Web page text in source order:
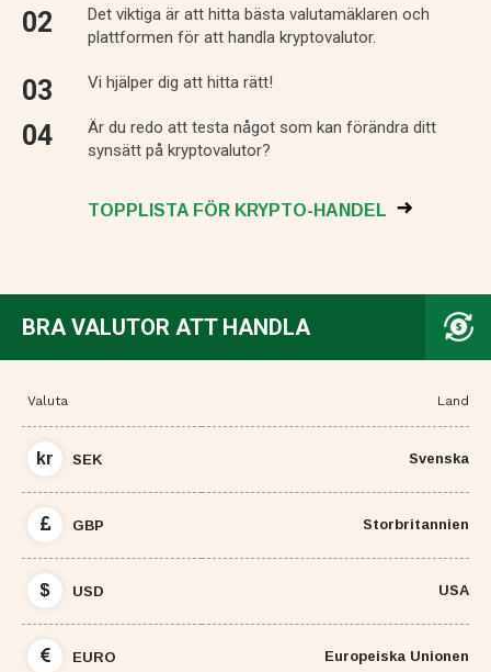
Det viktiga är att hitta bästa valutamäklaren och
plattformen för att handla kryptovalutor.
Vi hjälper dig att hitta rätt!
Är du redo att testa något som kan förändra ditt
synsätt på kryptovalutor?
TOPPLISTA FÖR KRYPTO-HANDEL
BRA VALUTOR ATT HANDLA
Valuta Land
kr SEK Svenska
GBP Storbritannien
$ USD USA
EURO Europeiska Unionen